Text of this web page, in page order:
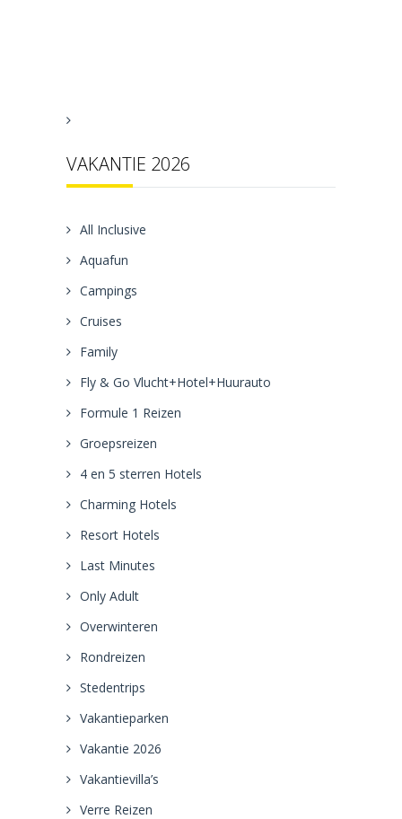
VAKANTIE 2026
All Inclusive
Aquafun
Campings
Cruises
Family
Fly & Go Vlucht+Hotel+Huurauto
Formule 1 Reizen
Groepsreizen
4 en 5 sterren Hotels
Charming Hotels
Resort Hotels
Last Minutes
Only Adult
Overwinteren
Rondreizen
Stedentrips
Vakantieparken
Vakantie 2026
Vakantievilla’s
Verre Reizen